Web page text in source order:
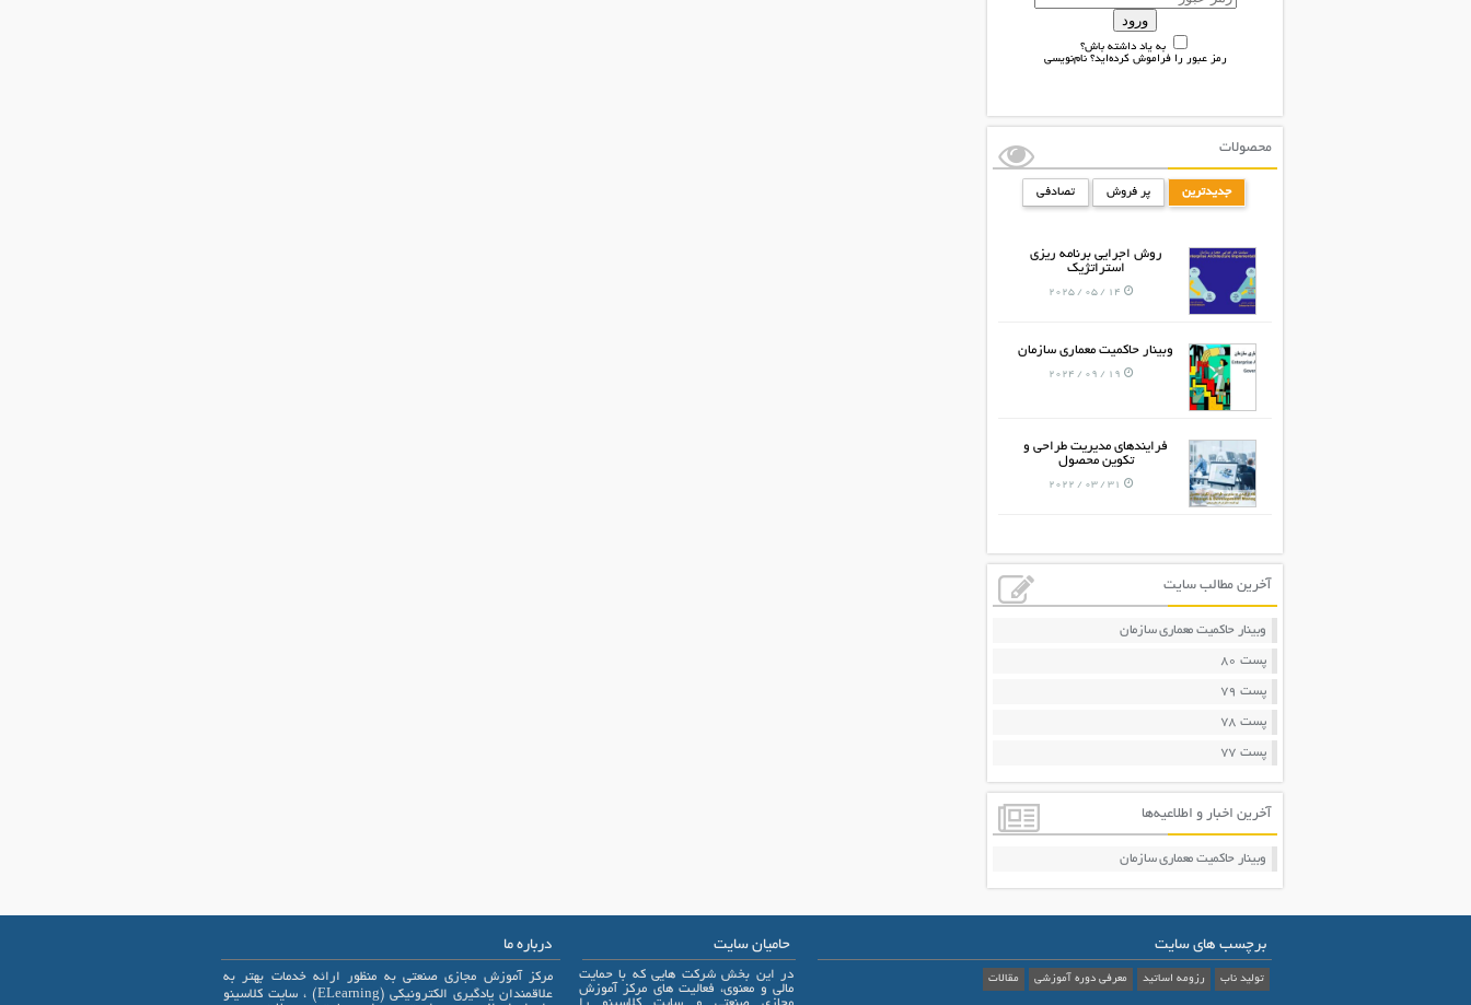
به یاد داشته باش؟
رمز عبور را فراموش کرده‌اید؟ نام‌نویسی
محصولات
جدیدترین پر فروش تصادفی
روش اجرایی برنامه ریزی
استراتژیک
14 / 05 / 2025
وبینار حاکمیت معماری سازمان
19 / 09 / 2024
فرایندهای مدیریت طراحی و
تکوین محصول
31 / 03 / 2022
آخرین مطالب سایت
وبینار حاکمیت معماری سازمان
پست 80
پست 79
پست 78
پست 77
آخرین اخبار و اطلاعیه‌ها
وبینار حاکمیت معماری سازمان
برچسب های سایت
تولید ناب رزومه اساتید معرفی دوره آموزشی مقالات
حامیان سایت
در این بخش شرکت هایی که با حمایت
مالی و معنوی، فعالیت های مرکز آموزش
درباره ما
مرکز آموزش مجازی صنعتی به منظور ارائه خدمات بهتر به
علاقمندان یادگیری الکترونیکی (ELearning) ، سایت کلاسینو